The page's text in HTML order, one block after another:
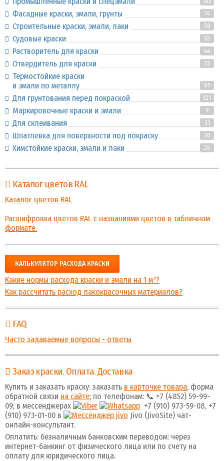
Фасадные краски, эмали, грунты 74
Строительные краски, эмали, лаки 58
Судовые краски 32
Растворитель для краски 44
Отвердитель для краски 33
Термостойкие краски
и эмали по металлу
65
Для грунтования перед покраской 121
Маркировочные краски и эмали 9
Для склеивания 31
Шпатлевка для поверхности под покраску 30
Химстойкие краски, эмали и лаки 26
Каталог цветов RAL
Каталог цветов RAL
Расшифровка цветов RAL с названиями цветов в табличном
формате.
КАЛЬКУЛЯТОР РАСХОДА КРАСКИ
Какие нормы расхода краски и эмали на 1 м²?
Как рассчитать расход лакокрасочных материалов?
FAQ
Часто задаваемые вопросы - ответы
Заказ краски. Оплата. Доставка
Купить и заказать краску: заказать в карточке товара; форма
обратной связи на сайте; по телефонам: 📞 +7 (4852) 59-99-
09; в мессенджерах
+7 (910) 973-59-08, +7
(910) 973-01-00 в
Jivo (JivoSite) чат-
онлайн-консультант.
Оплатить: безналичным банковским переводом: через
интернет-банкинг от физического лица или по счету на
оплату для юридического лица.